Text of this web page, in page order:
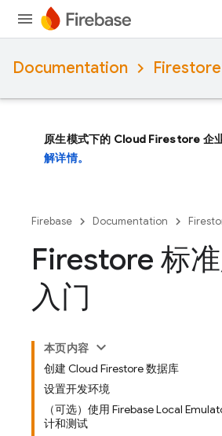
Documentation Firestore
原生模式下的 Cloud Firestore 企
解详情。
Firebase Documentation
Firestore 标
入门
本页内容
创建 Cloud Firestore 数据库
设置开发环境
（可选）使用 Firebase Local
计和测试